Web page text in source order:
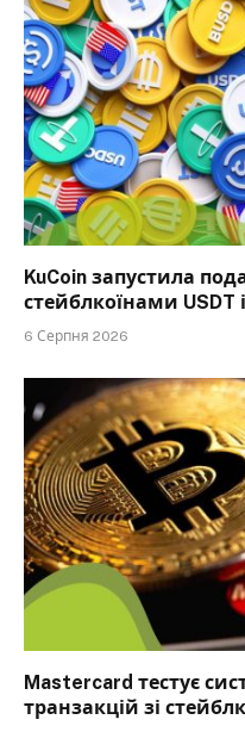
KuCoin запустила
стейблкоїнами USDT
6 Серпня 2026
Mastercard тестує
транзакцій зі